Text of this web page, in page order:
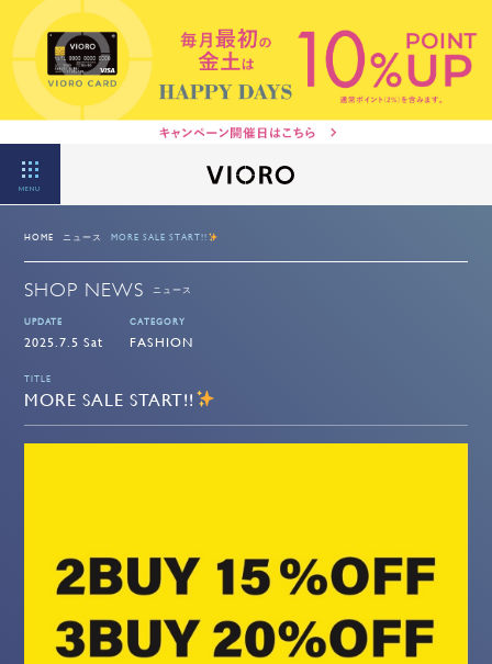
MENU
HOME ニュース MORE SALE START!!
SHOP NEWS ニュース
UPDATE
2025.7.5 Sat
CATEGORY
FASHION
TITLE
MORE SALE START!!